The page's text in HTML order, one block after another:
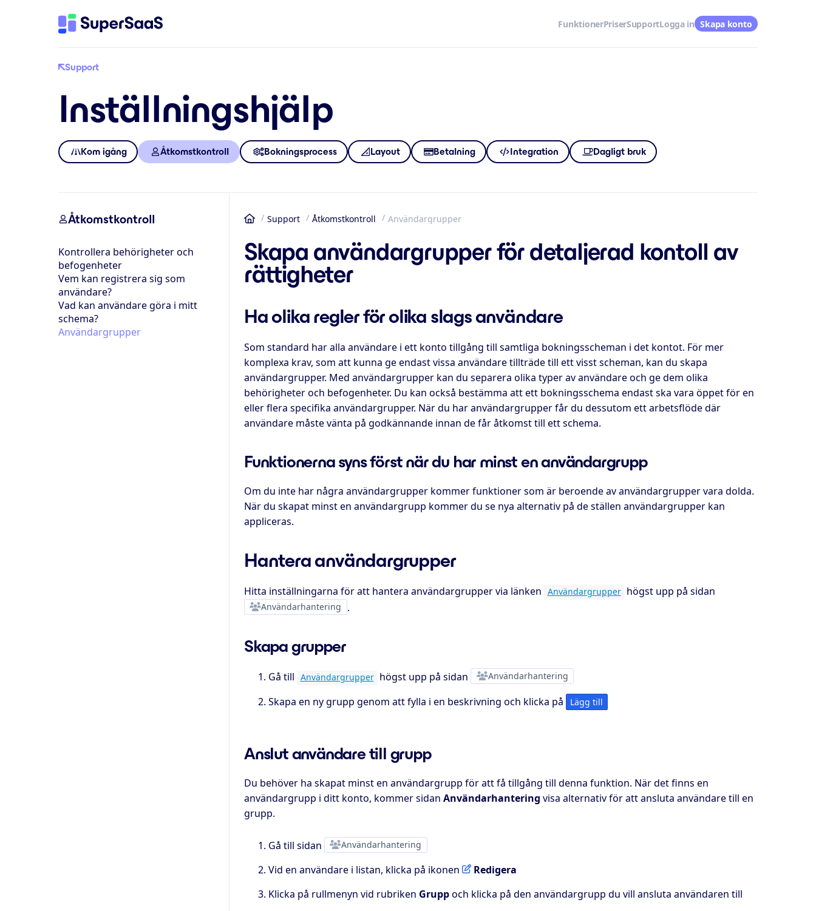
FunktionerPriserSupportLogga in Skapa konto
Support
Inställningshjälp
Kom igång Åtkomstkontroll Bokningsprocess Layout Betalning Integration Dagligt bruk
Åtkomstkontroll
Kontrollera behörigheter och
befogenheter
Vem kan registrera sig som
användare?
Vad kan användare göra i mitt
schema?
Användargrupper
HemSupport Åtkomstkontroll Användargrupper
Skapa användargrupper för detaljerad kontoll av
rättigheter
Ha olika regler för olika slags användare
Som standard har alla användare i ett konto tillgång till samtliga bokningsscheman i det kontot. För mer
komplexa krav, som att kunna ge endast vissa användare tillträde till ett visst scheman, kan du skapa
användargrupper. Med användargrupper kan du separera olika typer av användare och ge dem olika
behörigheter och befogenheter. Du kan också bestämma att ett bokningsschema endast ska vara öppet för en
eller flera specifika användargrupper. När du har användargrupper får du dessutom ett arbetsflöde där
användare måste vänta på godkännande innan de får åtkomst till ett schema.
Funktionerna syns först när du har minst en användargrupp
Om du inte har några användargrupper kommer funktioner som är beroende av användargrupper vara dolda.
När du skapat minst en användargrupp kommer du se nya alternativ på de ställen användargrupper kan
appliceras.
Hantera användargrupper
Hitta inställningarna för att hantera användargrupper via länken Användargrupper högst upp på sidan
Användarhantering .
Skapa grupper
Gå till Användargrupper högst upp på sidan Användarhantering
Skapa en ny grupp genom att fylla i en beskrivning och klicka på Lägg till
Anslut användare till grupp
Du behöver ha skapat minst en användargrupp för att få tillgång till denna funktion. När det finns en
användargrupp i ditt konto, kommer sidan Användarhantering visa alternativ för att ansluta användare till en
grupp.
Gå till sidan Användarhantering
Vid en användare i listan, klicka på ikonen
Redigera
Klicka på rullmenyn vid rubriken Gruppoch klicka på den användargrupp du vill ansluta användaren till